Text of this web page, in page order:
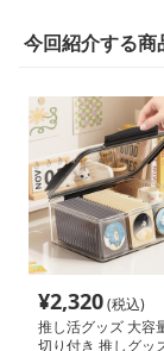
今回紹介する商
¥2,320(税込)
推し活グッズ 大容
切り付き 推しグッ